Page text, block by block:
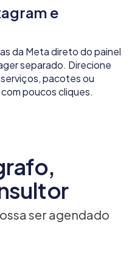
e
da Meta direto do painel
separado. Direcione
pacotes ou
poucos cliques.
ser agendado